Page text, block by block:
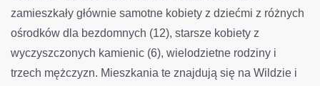
zamieszkały głównie samotne kobiety z dziećmi z różnych
ośrodków dla bezdomnych (12), starsze kobiety z
wyczyszczonych kamienic (6), wielodzietne rodziny i
trzech mężczyzn. Mieszkania te znajdują się na Wildzie i